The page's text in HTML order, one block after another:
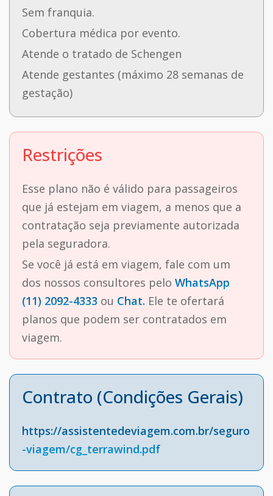
Sem franquia.
Cobertura médica por evento.
Atende o tratado de Schengen
Atende gestantes (máximo 28 semanas de
gestação)
Restrições
Esse plano não é válido para passageiros
que já estejam em viagem, a menos que a
contratação seja previamente autorizada
pela seguradora.
Se você já está em viagem, fale com um
dos nossos consultores pelo WhatsApp
(11) 2092-4333 ou Chat. Ele te ofertará
planos que podem ser contratados em
viagem.
Contrato (Condições Gerais)
https://assistentedeviagem.com.br/seguro
-viagem/cg_terrawind.pdf